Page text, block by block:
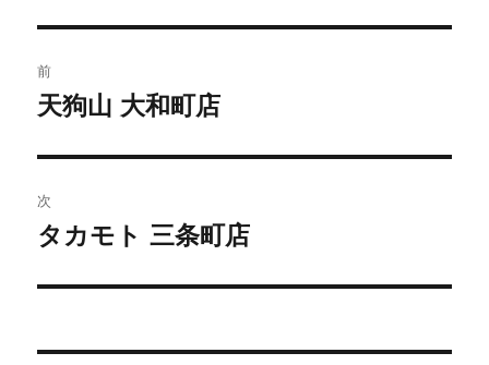
稿
ビ
ゲ
ー
前
前
投
稿:
天狗山 大和町店
次
次
投
タカモト 三条町店